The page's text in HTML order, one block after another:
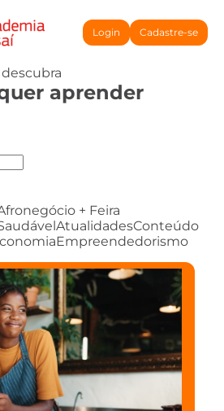
Login Cadastre-se
aprender
+ Feira
AtualidadesConteúdo
Empreendedorismo